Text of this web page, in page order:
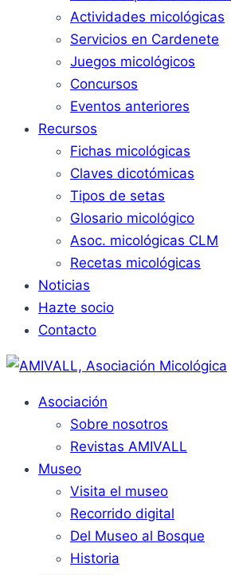
Actividades micológicas
Servicios en Cardenete
Juegos micológicos
Concursos
Eventos anteriores
Recursos
Fichas micológicas
Claves dicotómicas
Tipos de setas
Glosario micológico
Asoc. micológicas CLM
Recetas micológicas
Noticias
Hazte socio
Contacto
Asociación
Sobre nosotros
Revistas AMIVALL
Museo
Visita el museo
Recorrido digital
Del Museo al Bosque
Historia